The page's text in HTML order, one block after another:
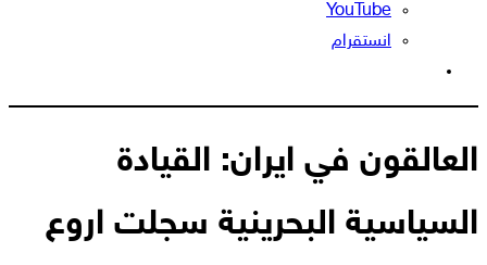
‫YouTube
انستقرام
المظلم
العالقون في ايران: القيادة
السياسية البحرينية سجلت اروع